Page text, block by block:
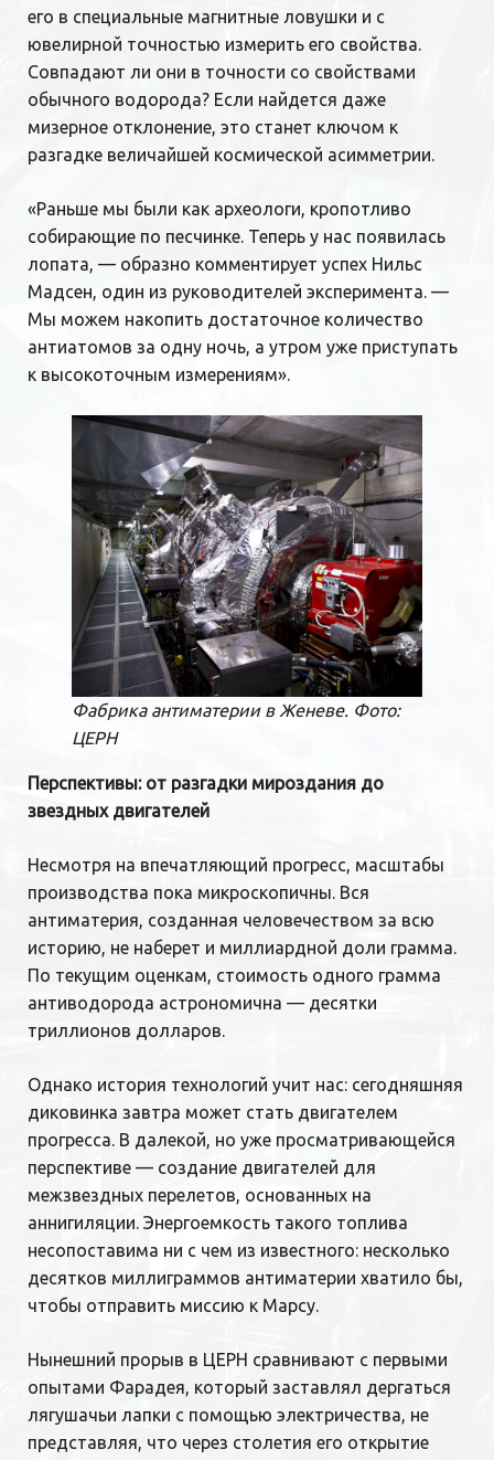
его в специальные магнитные ловушки и с
ювелирной точностью измерить его свойства.
Совпадают ли они в точности со свойствами
обычного водорода? Если найдется даже
мизерное отклонение, это станет ключом к
разгадке величайшей космической асимметрии.
«Раньше мы были как археологи, кропотливо
собирающие по песчинке. Теперь у нас появилась
лопата, — образно комментирует успех Нильс
Мадсен, один из руководителей эксперимента. —
Мы можем накопить достаточное количество
антиатомов за одну ночь, а утром уже приступать
к высокоточным измерениям».
Фабрика антиматерии в Женеве. Фото:
ЦЕРН
Перспективы: от разгадки мироздания до
звездных двигателей
Несмотря на впечатляющий прогресс, масштабы
производства пока микроскопичны. Вся
антиматерия, созданная человечеством за всю
историю, не наберет и миллиардной доли грамма.
По текущим оценкам, стоимость одного грамма
антиводорода астрономична — десятки
триллионов долларов.
Однако история технологий учит нас: сегодняшняя
диковинка завтра может стать двигателем
прогресса. В далекой, но уже просматривающейся
перспективе — создание двигателей для
межзвездных перелетов, основанных на
аннигиляции. Энергоемкость такого топлива
несопоставима ни с чем из известного: несколько
десятков миллиграммов антиматерии хватило бы,
чтобы отправить миссию к Марсу.
Нынешний прорыв в ЦЕРН сравнивают с первыми
опытами Фарадея, который заставлял дергаться
лягушачьи лапки с помощью электричества, не
представляя, что через столетия его открытие